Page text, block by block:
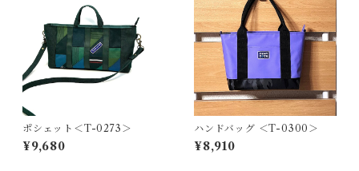
ポシェット＜T-0273＞
¥9,680
ハンドバッグ ＜T-0300＞
¥8,910